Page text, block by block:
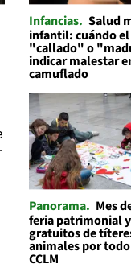
Infancias Salud
infantil: cuándo
"callado" o
indicar malestar
camuflado
Panorama Mes
feria patrimonial
gratuitos de
animales por
CCLM